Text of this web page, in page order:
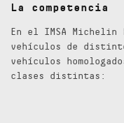
La competencia
En el IMSA
vehículos de
vehículos
clases distintas: